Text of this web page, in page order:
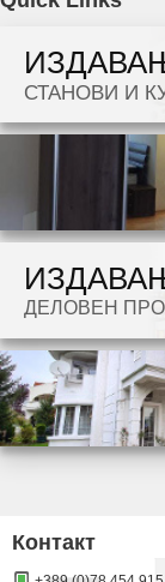
Dokolku barate stan,
СТАНОВИ И
ДЕЛОВЕН
Контакт